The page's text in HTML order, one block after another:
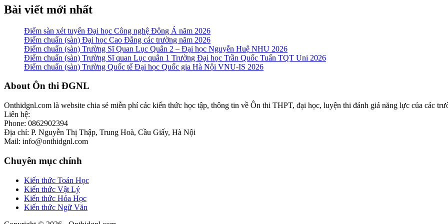
Bài viết mới nhất
Điểm sàn xét tuyển Đại học Công nghệ Đông Á năm 2026
Điểm chuẩn (sàn) Đại học Cao Đẳng các trường năm 2026
Điểm chuẩn (sàn) Trường Sĩ Quan Lục Quân 2 – Đại học Nguyễn Huệ NHU 2026
Điểm chuẩn (sàn) Trường Sĩ quan Lục quân 1 Trường Đại học Trần Quốc Tuấn TQT Uni 2026
Điểm chuẩn (sàn) Trường Quốc tế Đại học Quốc gia Hà Nội VNU-IS 2026
Footer
About Ôn thi ĐGNL
Onthidgnl.com là website chia sẻ miễn phí các kiến thức học tập, thông tin về Ôn thi THPT, đại học, luyện thi đánh giá năng lực của các
Liên hệ:
Phone: 0862902394
Địa chỉ: P. Nguyễn Thị Thập, Trung Hoà, Cầu Giấy, Hà Nội
Mail: info@onthidgnl.com
Chuyên mục chính
Kiến thức Toán Học
Kiến thức Vật Lý
Kiến thức Hóa Học
Kiến thức Ngữ Văn